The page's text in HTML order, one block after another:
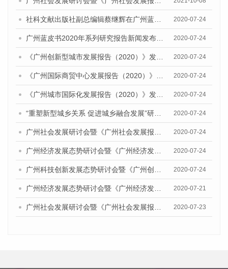
2020-07-24
2020-07-24
2020-07-24
2020-07-24
2020-07-24
2020-07-24
2020-07-24
2020-07-24
2020-07-24
2020-07-21
2020-07-23